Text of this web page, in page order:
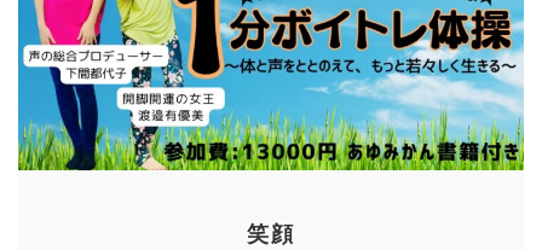
笑顔